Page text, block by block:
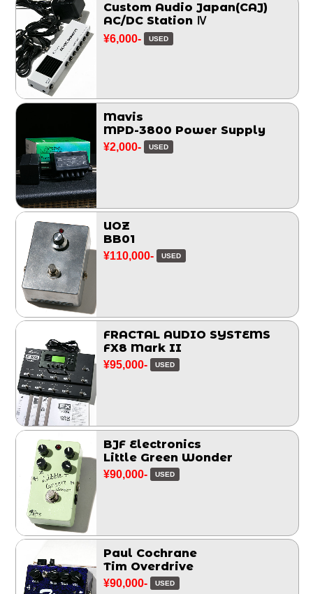
Custom Audio Japan(CAJ)
AC/DC Station Ⅳ
¥6,000- USED
Mavis
MPD-3800 Power Supply
¥2,000- USED
UOZ
BB01
¥110,000- USED
FRACTAL AUDIO SYSTEMS
FX8 Mark II
¥95,000- USED
BJF Electronics
Little Green Wonder
¥90,000- USED
Paul Cochrane
Tim Overdrive
¥90,000- USED